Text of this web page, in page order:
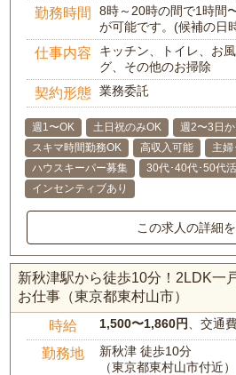
勤務時間
8時～20時の間で1時間
が可能です。(候補の日
仕事内容
キッチン、トイレ、お
グ、その他のお掃除
契約形態 業務委託
週1〜OK 土日祝のみOK
週2〜3日
スキマ時間勤務OK
高収入可能
主婦
ハウスキーパー募集
30代･40代･50代
インセンティブあり
この求人の詳細
新秋津駅から徒歩10分！2LDK一
お仕事（東京都東村山市）
時給 1,500〜1,860円 、交通
勤務地
新秋津 徒歩10分
（東京都東村山市付近）